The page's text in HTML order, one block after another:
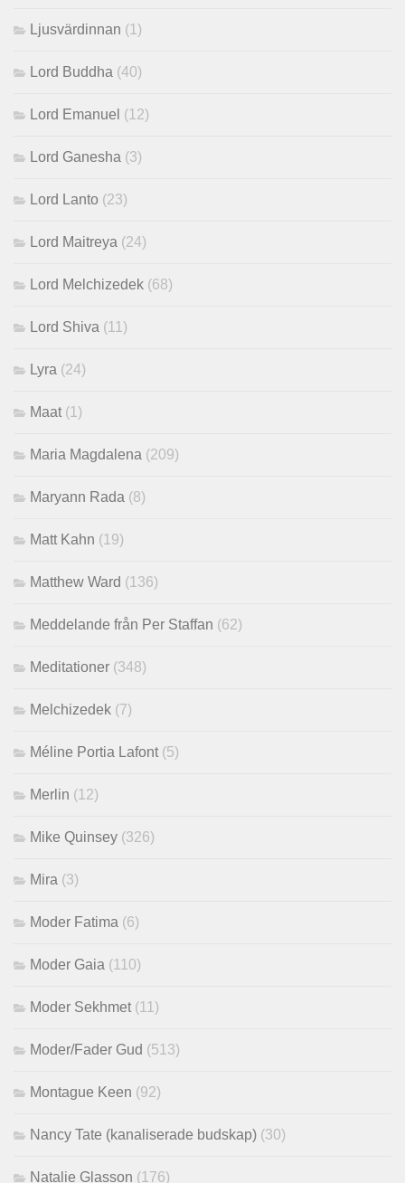
Ljusvärdinnan (1)
Lord Buddha (40)
Lord Emanuel (12)
Lord Ganesha (3)
Lord Lanto (23)
Lord Maitreya (24)
Lord Melchizedek (68)
Lord Shiva (11)
Lyra (24)
Maat (1)
Maria Magdalena (209)
Maryann Rada (8)
Matt Kahn (19)
Matthew Ward (136)
Meddelande från Per Staffan (62)
Meditationer (348)
Melchizedek (7)
Méline Portia Lafont (5)
Merlin (12)
Mike Quinsey (326)
Mira (3)
Moder Fatima (6)
Moder Gaia (110)
Moder Sekhmet (11)
Moder/Fader Gud (513)
Montague Keen (92)
Nancy Tate (kanaliserade budskap) (30)
Natalie Glasson (176)